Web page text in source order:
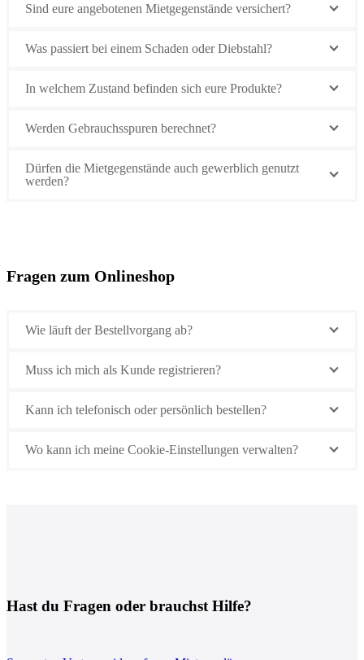
Sind eure angebotenen Mietgegenstände versichert?
Was passiert bei einem Schaden oder Diebstahl?
In welchem Zustand befinden sich eure Produkte?
Werden Gebrauchsspuren berechnet?
Dürfen die Mietgegenstände auch gewerblich genutzt
werden?
Fragen zum Onlineshop
Wie läuft der Bestellvorgang ab?
Muss ich mich als Kunde registrieren?
Kann ich telefonisch oder persönlich bestellen?
Wo kann ich meine Cookie-Einstellungen verwalten?
Hast du Fragen oder brauchst Hilfe?